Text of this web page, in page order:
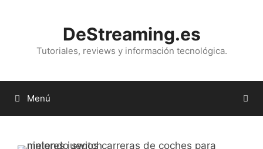
DeStreaming.es
Tutoriales, reviews y información tecnológica.
Menú